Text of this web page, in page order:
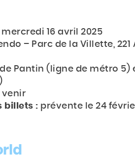
mercredi 16 avril 2025
– Parc de la Villette,
Pantin (ligne de métro 5)
venir
billets : prévente le 24